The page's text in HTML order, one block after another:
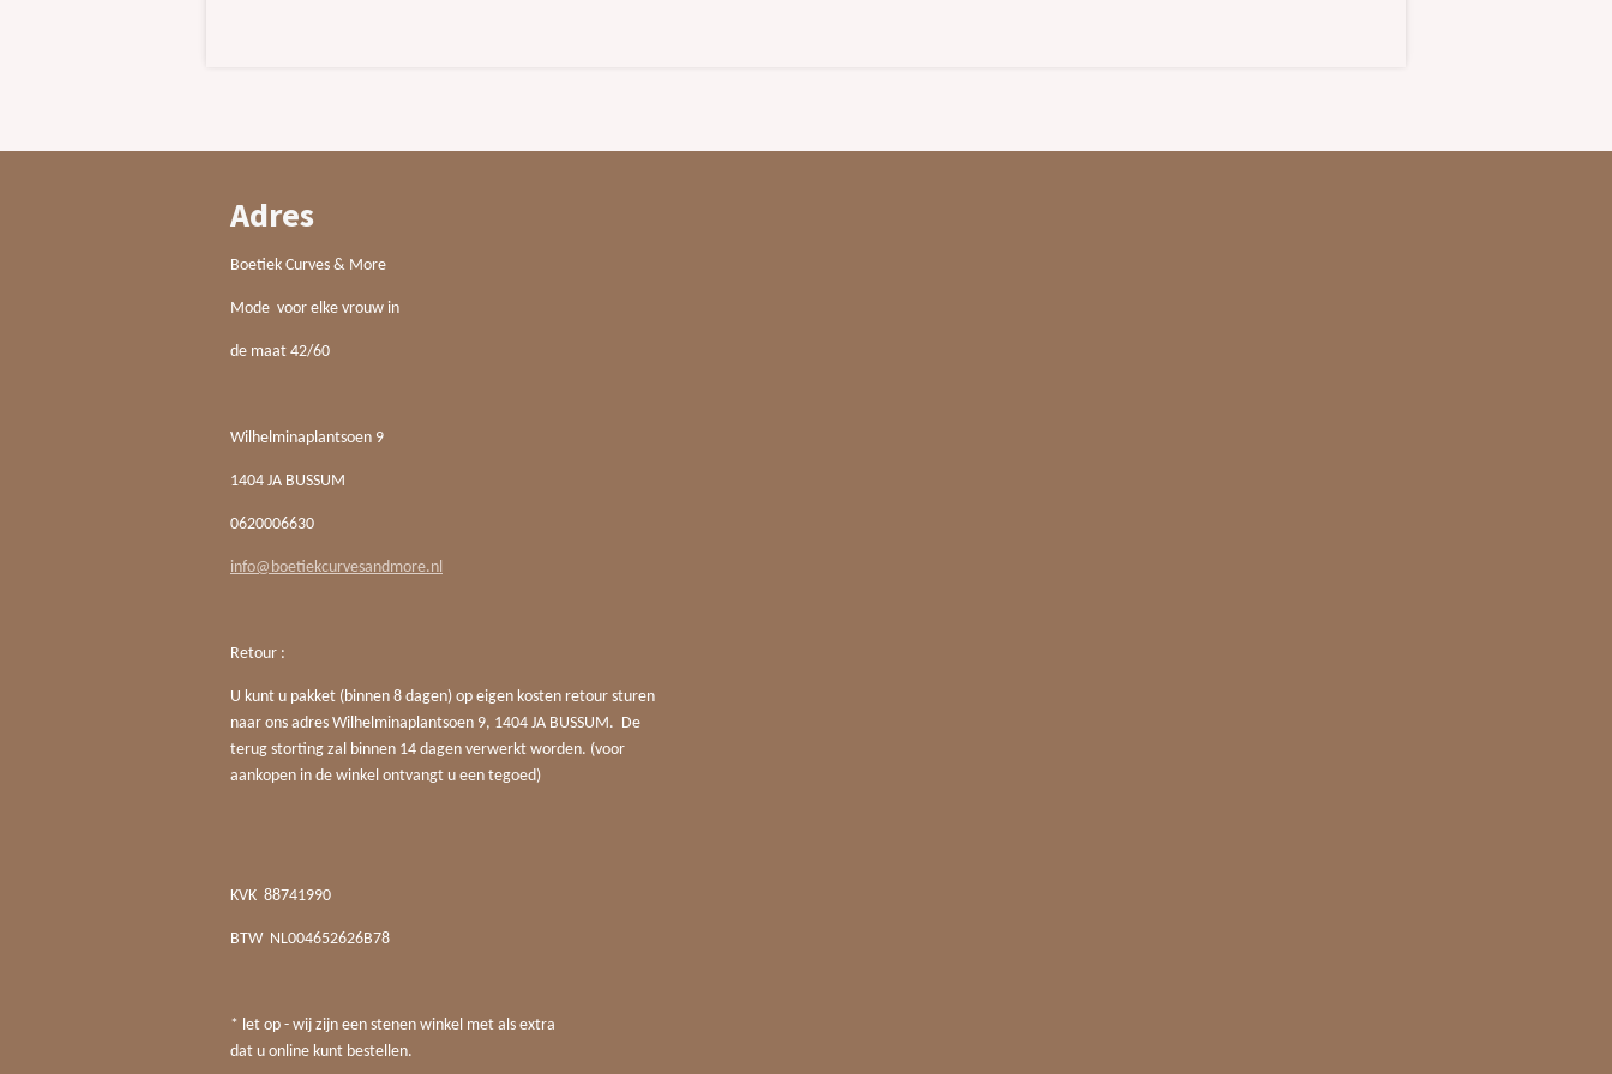
Adres
Boetiek Curves & More
Mode voor elke vrouw in
de maat 42/60
Wilhelminaplantsoen 9
1404 JA BUSSUM
0620006630
info@boetiekcurvesandmore.nl
Retour :
U kunt u pakket (binnen 8 dagen) op eigen kosten retour sturen
naar ons adres Wilhelminaplantsoen 9, 1404 JA BUSSUM. De
terug storting zal binnen 14 dagen verwerkt worden. (voor
aankopen in de winkel ontvangt u een tegoed)
KVK 88741990
BTW NL004652626B78
* let op - wij zijn een stenen winkel met als extra
dat u online kunt bestellen.